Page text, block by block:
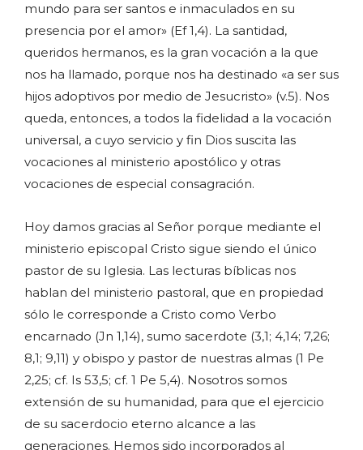
mundo para ser santos e inmaculados en su
presencia por el amor» (Ef 1,4). La santidad,
queridos hermanos, es la gran vocación a la que
nos ha llamado, porque nos ha destinado «a ser sus
hijos adoptivos por medio de Jesucristo» (v.5). Nos
queda, entonces, a todos la fidelidad a la vocación
universal, a cuyo servicio y fin Dios suscita las
vocaciones al ministerio apostólico y otras
vocaciones de especial consagración.
Hoy damos gracias al Señor porque mediante el
ministerio episcopal Cristo sigue siendo el único
pastor de su Iglesia. Las lecturas bíblicas nos
hablan del ministerio pastoral, que en propiedad
sólo le corresponde a Cristo como Verbo
encarnado (Jn 1,14), sumo sacerdote (3,1; 4,14; 7,26;
8,1; 9,11) y obispo y pastor de nuestras almas (1 Pe
2,25; cf. Is 53,5; cf. 1 Pe 5,4). Nosotros somos
extensión de su humanidad, para que el ejercicio
de su sacerdocio eterno alcance a las
generaciones. Hemos sido incorporados al